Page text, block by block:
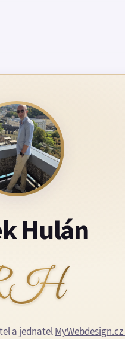
Hulán
a jednatelMyWebdesign.cz